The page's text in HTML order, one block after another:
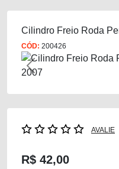
Cilindro Freio Roda
CÓD: 200426
Previous
AVALIE
R$ 42,00